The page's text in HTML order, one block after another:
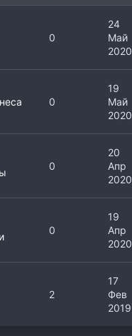
0
24
Май
2020
0
19
Май
2020
0
20
Апр
2020
0
19
Апр
2020
2
17
Фев
2019